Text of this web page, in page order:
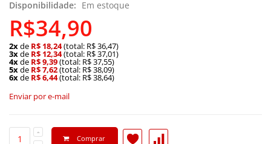
Disponibilidade: Em estoque
R$34,90
2xde R$ 18,24(total: R$ 36,47)
3xde R$ 12,34(total: R$ 37,01)
4xde R$ 9,39(total: R$ 37,55)
5xde R$ 7,62(total: R$ 38,09)
6xde R$ 6,44(total: R$ 38,64)
Enviar por e-mail
Comprar